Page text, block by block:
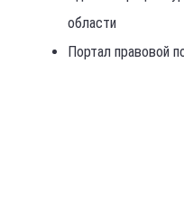
области
Портал правовой